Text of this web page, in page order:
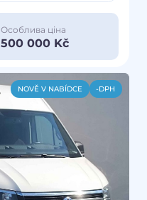
Особлива ціна
500 000 Kč
NOVĚ V NABÍDCE -DPH